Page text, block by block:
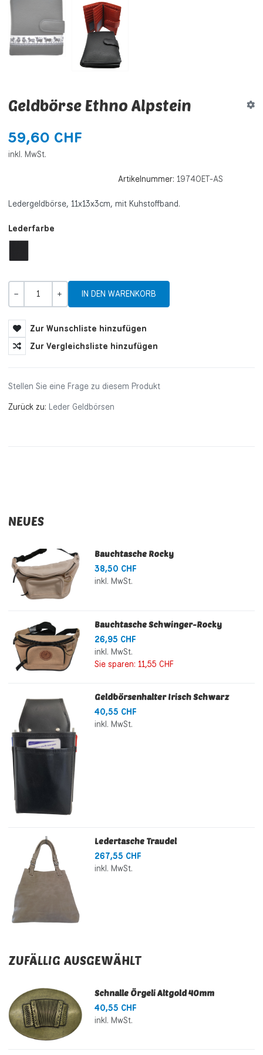
Geldbörse Ethno Alpstein
59,60 CHF
inkl. MwSt.
Artikelnummer: 19740ET-AS
Ledergeldbörse, 11x13x3cm, mit Kuhstoffband.
Lederfarbe
Zur Wunschliste hinzufügen
Zur Vergleichsliste hinzufügen
Stellen Sie eine Frage zu diesem Produkt
Zurück zu: Leder Geldbörsen
NEUES
Bauchtasche Rocky
38,50 CHF
inkl. MwSt.
Bauchtasche Schwinger-Rocky
26,95 CHF
inkl. MwSt.
Sie sparen: 11,55 CHF
Geldbörsenhalter Irisch Schwarz
40,55 CHF
inkl. MwSt.
Ledertasche Traudel
267,55 CHF
inkl. MwSt.
ZUFÄLLIG AUSGEWÄHLT
Schnalle Örgeli Altgold 40mm
40,55 CHF
inkl. MwSt.